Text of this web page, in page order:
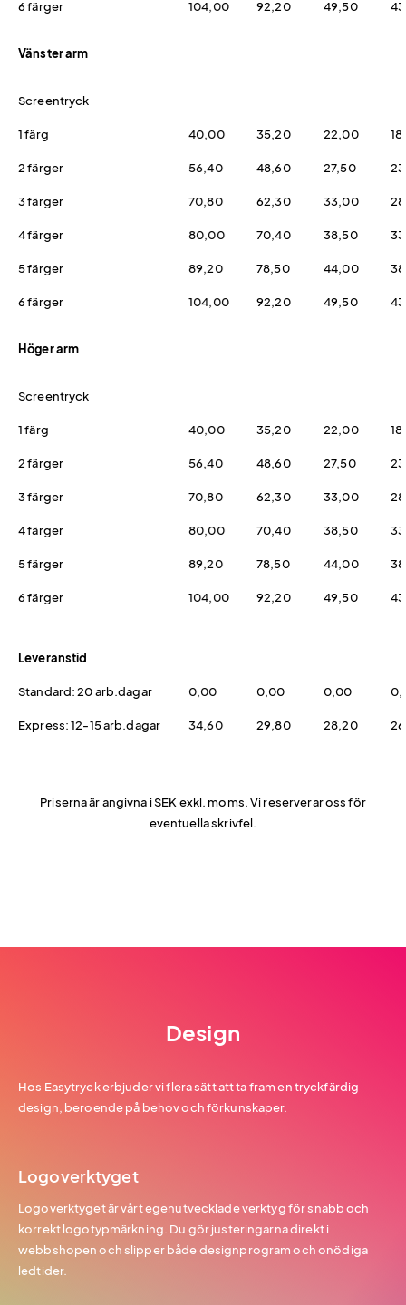
6 färger 104,00 92,20 49,50
Vänster arm
Screentryck
1 färg 40,00 35,20 22,00
2 färger 56,40 48,60 27,50
3 färger 70,80 62,30 33,00
4 färger 80,00 70,40 38,50
5 färger 89,20 78,50 44,00
6 färger 104,00 92,20 49,50
Höger arm
Screentryck
1 färg 40,00 35,20 22,00
2 färger 56,40 48,60 27,50
3 färger 70,80 62,30 33,00
4 färger 80,00 70,40 38,50
5 färger 89,20 78,50 44,00
6 färger 104,00 92,20 49,50
Leveranstid
Standard: 20 arb.dagar 0,00 0,00 0,00
Express: 12-15 arb.dagar 34,60 29,80 28,20
Priserna är angivna i SEK exkl. moms. Vi reserverar oss för
eventuella skrivfel.
Design
Hos Easytryck erbjuder vi flera sätt att ta fram en tryckfärdig
design, beroende på behov och förkunskaper.
Logoverktyget
Logoverktyget är vårt egenutvecklade verktyg för snabb och
korrekt logotypmärkning. Du gör justeringarna direkt i
webbshopen och slipper både designprogram och onödiga
ledtider.